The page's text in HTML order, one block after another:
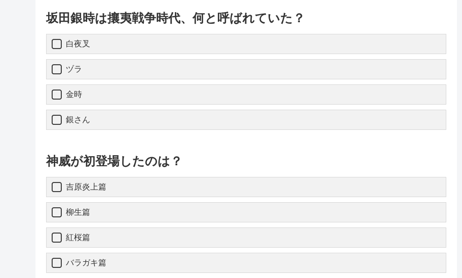
坂田銀時は攘夷戦争時代、何と呼ばれていた？
白夜叉
ヅラ
金時
銀さん
神威が初登場したのは？
吉原炎上篇
柳生篇
紅桜篇
バラガキ篇